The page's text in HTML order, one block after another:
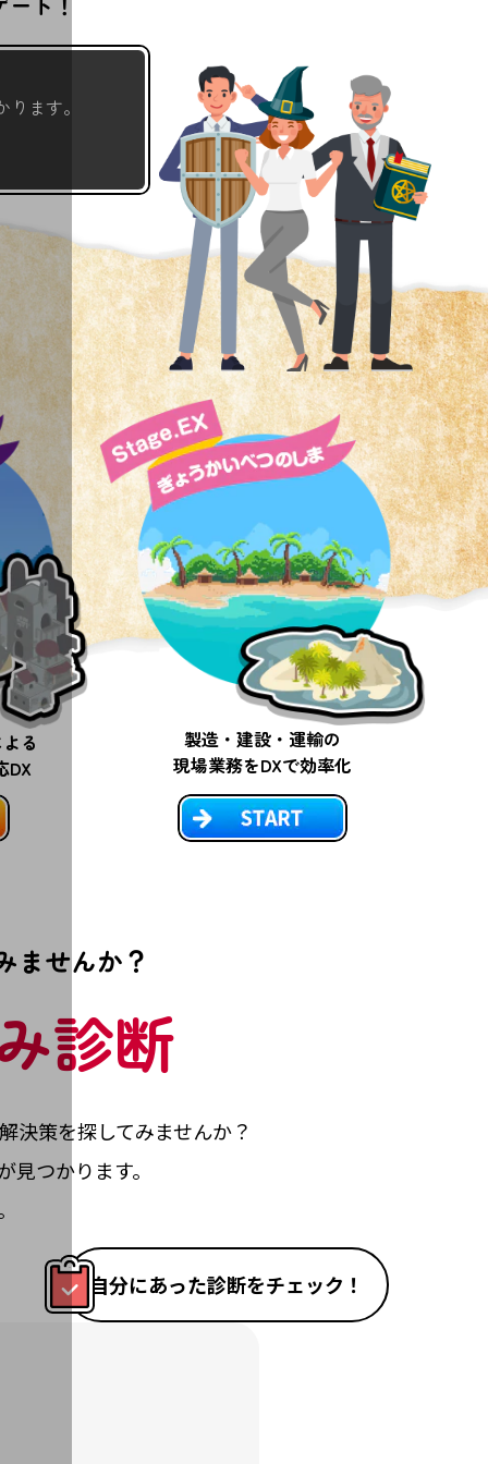
ます。
る
DX
製造・建設・運輸の
現場業務をDXで効率化
ませんか？
診断
決策を探してみませんか？
つかります。
自分にあった診断をチェック！